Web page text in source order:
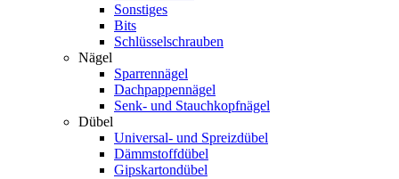
Sonstiges
Bits
Schlüsselschrauben
Nägel
Sparrennägel
Dachpappennägel
Senk- und Stauchkopfnägel
Dübel
Universal- und Spreizdübel
Dämmstoffdübel
Gipskartondübel